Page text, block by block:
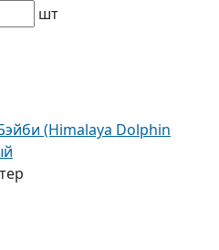
шт
(Himalaya Dolphin